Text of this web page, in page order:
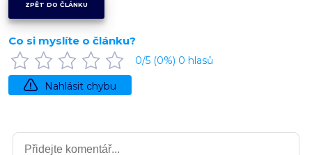
ZPĚT DO ČLÁNKU
Co si myslíte o článku?
0/5 (0%) 0 hlasů
Nahlásit chybu